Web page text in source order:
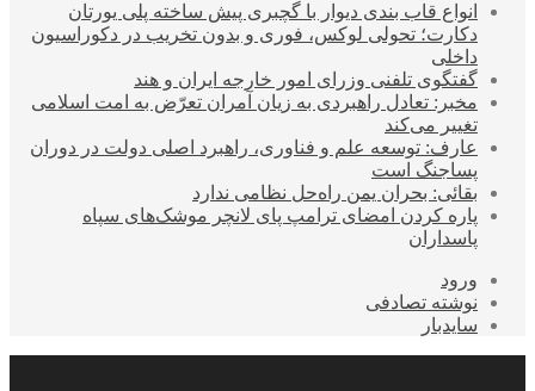
انواع قاب بندی دیوار با گچبری پیش ساخته پلی یورتان
دکارت؛ تحولی لوکس، فوری و بدون تخریب در دکوراسیون
داخلی
گفتگوی تلفنی وزرای امور خارجه ایران و هند
مخبر: تعادل راهبردی به زیان آمران تعرّض به امت اسلامی
تغییر می‌کند
عارف: توسعه علم و فناوری، راهبرد اصلی دولت در دوران
پساجنگ است
بقائی: بحران یمن راه‌حل نظامی ندارد
پاره کردن امضای ترامپ پای لانچر موشک‌های سپاه
پاسداران
ورود
نوشته تصادفی
سایدبار